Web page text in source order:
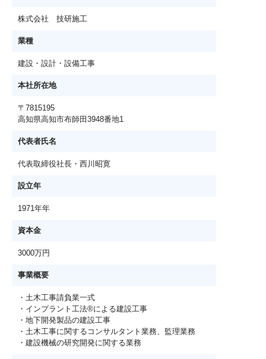
株式会社 技研施工
業種
建設・設計・設備工事
本社所在地
〒7815195
高知県高知市布師田3948番地1
代表者氏名
代表取締役社長・西川昭寛
設立年
1971年年
資本金
3000万円
事業概要
・土木工事請負業一式
・インプラント工法®による建設工事
・地下開発製品の建設工事
・土木工事に関するコンサルタント業務、監理業務
・建設機械の研究開発に関する業務